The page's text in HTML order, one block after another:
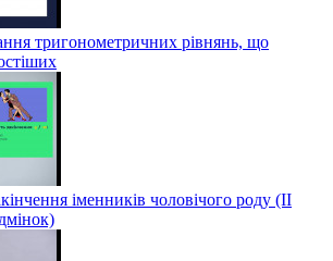
тригонометричних рівнянь, що
іменників чоловічого роду (ІІ